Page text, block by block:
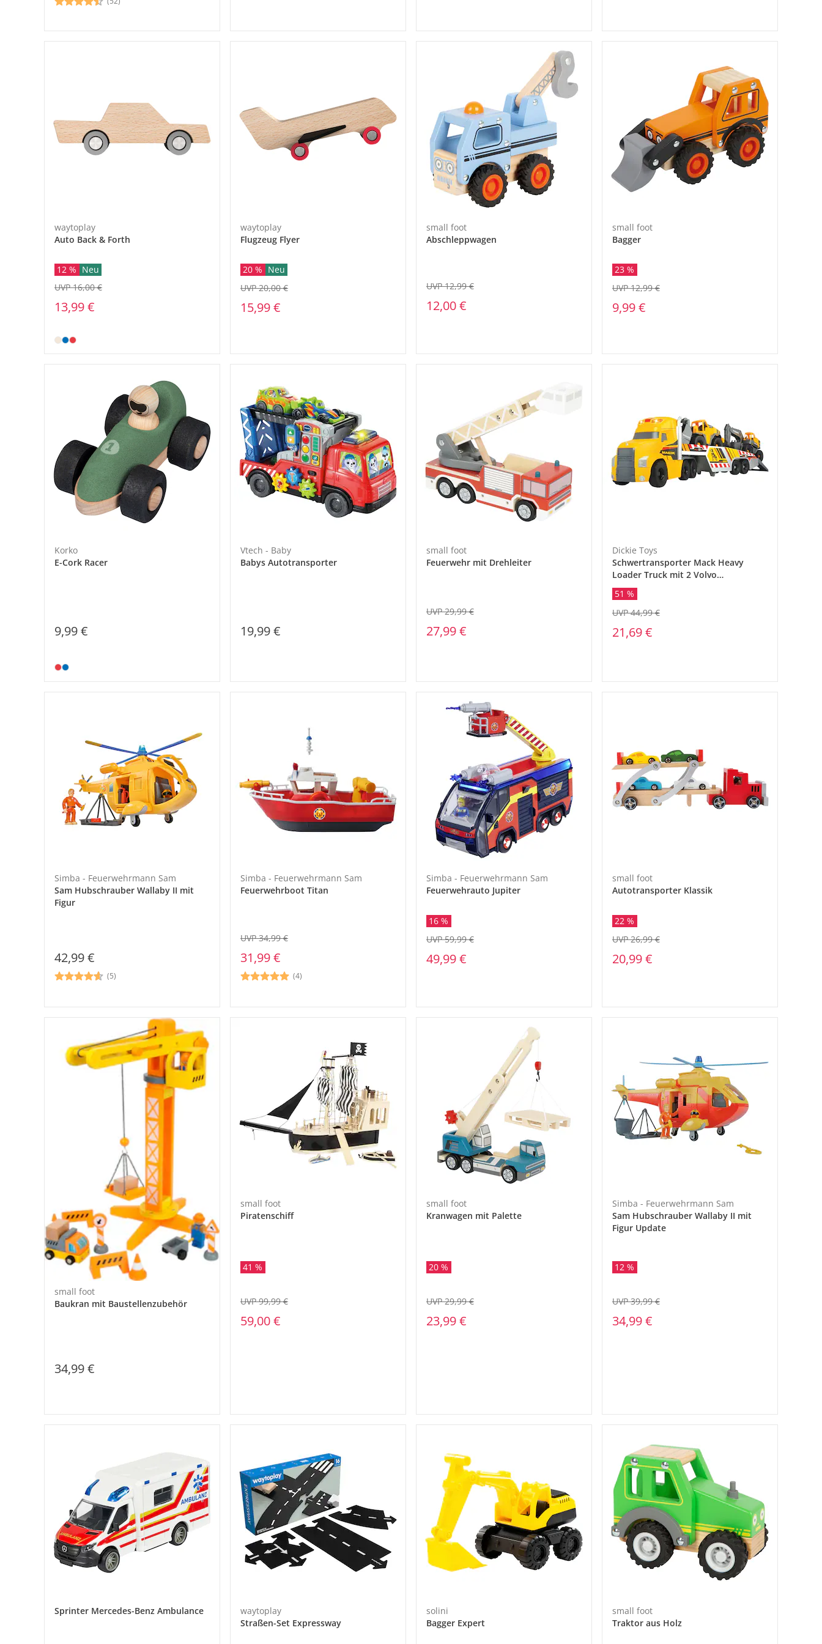
waytoplay
Auto Back & Forth
12 % Neu
13,99 €
UVP 16,00 €
waytoplay
Flugzeug Flyer
20 % Neu
15,99 €
UVP 20,00 €
small foot
Abschleppwagen
12,00 €
UVP 12,99 €
small foot
Bagger
23 %
9,99 €
UVP 12,99 €
Korko
E-Cork Racer
9,99 €
Vtech - Baby
Babys Autotransporter
19,99 €
small foot
Feuerwehr mit Drehleiter
27,99 €
UVP 29,99 €
Dickie Toys
Schwertransporter Mack Heavy
Loader Truck mit 2 Volvo
Baustellenfahrzeugen
51 %
21,69 €
UVP 44,99 €
Simba - Feuerwehrmann Sam
Sam Hubschrauber Wallaby II mit
Figur
42,99 €
(5)
Simba - Feuerwehrmann Sam
Feuerwehrboot Titan
31,99 €
UVP 34,99 €
(4)
Simba - Feuerwehrmann Sam
Feuerwehrauto Jupiter
16 %
49,99 €
UVP 59,99 €
small foot
Autotransporter Klassik
22 %
20,99 €
UVP 26,99 €
small foot
Baukran mit Baustellenzubehör
34,99 €
small foot
Piratenschiff
41 %
59,00 €
UVP 99,99 €
small foot
Kranwagen mit Palette
20 %
23,99 €
UVP 29,99 €
Simba - Feuerwehrmann Sam
Sam Hubschrauber Wallaby II mit
Figur Update
12 %
34,99 €
UVP 39,99 €
Sprinter Mercedes-Benz Ambulance
waytoplay
Straßen-Set Expressway
solini
Bagger Expert
small foot
Traktor aus Holz